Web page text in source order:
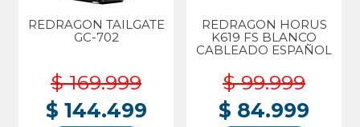
REDRAGON TAILGATE
GC-702
$ 169.999
$ 144.499
REDRAGON HORUS
K619 FS BLANCO
CABLEADO ESPAÑOL
$ 99.999
$ 84.999